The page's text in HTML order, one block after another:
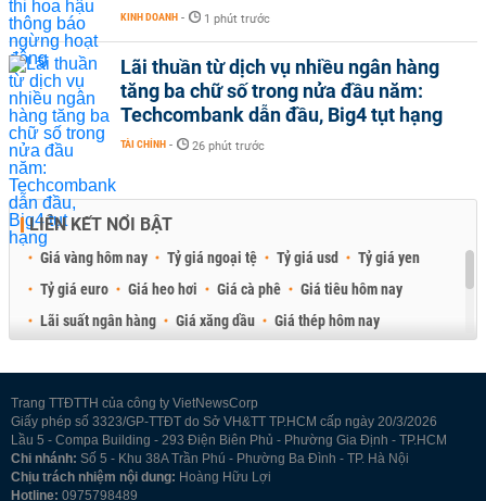
KINH DOANH - 1 phút trước
Lãi thuần từ dịch vụ nhiều ngân hàng
tăng ba chữ số trong nửa đầu năm:
Techcombank dẫn đầu, Big4 tụt hạng
TÀI CHÍNH - 26 phút trước
LIÊN KẾT NỔI BẬT
Giá vàng hôm nay Tỷ giá ngoại tệ Tỷ giá usd
Tỷ giá yen
Tỷ giá euro
Giá heo hơi Giá cà phê
Giá tiêu hôm nay
Lãi suất ngân hàng
Giá xăng dầu
Giá thép hôm nay
Trang TTĐTTH của công ty VietNewsCorp
Giấy phép số 3323/GP-TTĐT do Sở VH&TT TP.HCM cấp ngày 20/3/2026
Lầu 5 - Compa Building - 293 Điện Biên Phủ - Phường Gia Định - TP.HCM
Chi nhánh: Số 5 - Khu 38A Trần Phú - Phường Ba Đình - TP. Hà Nội
Chịu trách nhiệm nội dung: Hoàng Hữu Lợi
Hotline: 0975798489